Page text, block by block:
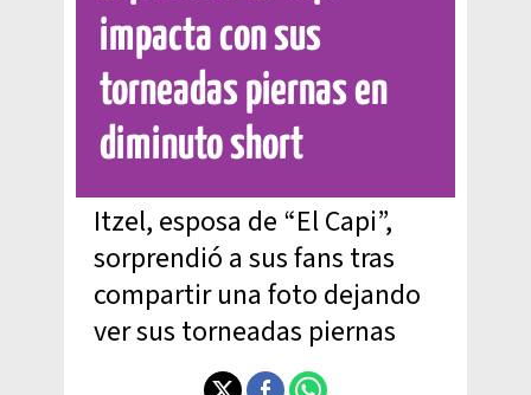
impacta con sus
torneadas piernas en
diminuto short
Itzel, esposa de “El Capi”,
sorprendió a sus fans tras
compartir una foto dejando
ver sus torneadas piernas